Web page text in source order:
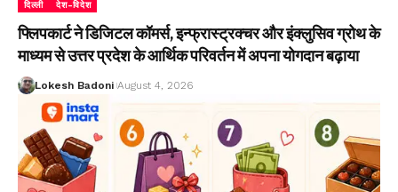
दिल्ली देश-विदेश
फ्लिपकार्ट ने डिजिटल कॉमर्स, इन्फ्रास्ट्रक्चर और इंक्लुसिव ग्रोथ के
माध्यम से उत्तर प्रदेश के आर्थिक परिवर्तन में अपना योगदान बढ़ाया
Lokesh Badoni August 4, 2026